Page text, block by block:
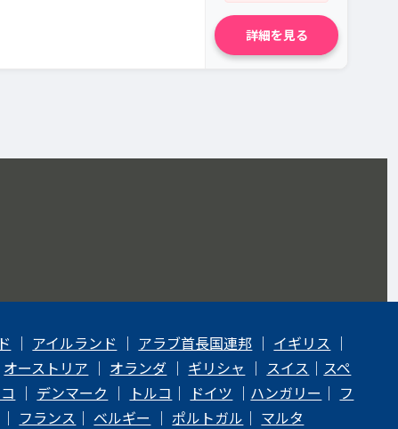
詳細を見る
｜ アイルランド ｜ アラブ首長国連邦 ｜ イギリス ｜
オーストリア ｜ オランダ ｜ ギリシャ ｜ スイス ｜ スペ
｜ デンマーク ｜ トルコ ｜ ドイツ ｜ ハンガリー ｜ フ
｜ フランス ｜ ベルギー ｜ ポルトガル ｜ マルタ